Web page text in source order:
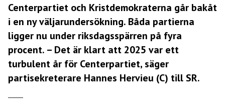
Centerpartiet och Kristdemokraterna går bakåt
i en ny väljarundersökning. Båda partierna
ligger nu under riksdagsspärren på fyra
procent. – Det är klart att 2025 var ett
turbulent år för Centerpartiet, säger
partisekreterare Hannes Hervieu (C) till SR.